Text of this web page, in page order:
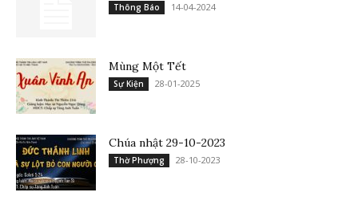
Thông Báo 14-04-2024
Mùng Một Tết
Sự Kiện 28-01-2025
Chúa nhật 29-10-2023
Thờ Phượng 28-10-2023